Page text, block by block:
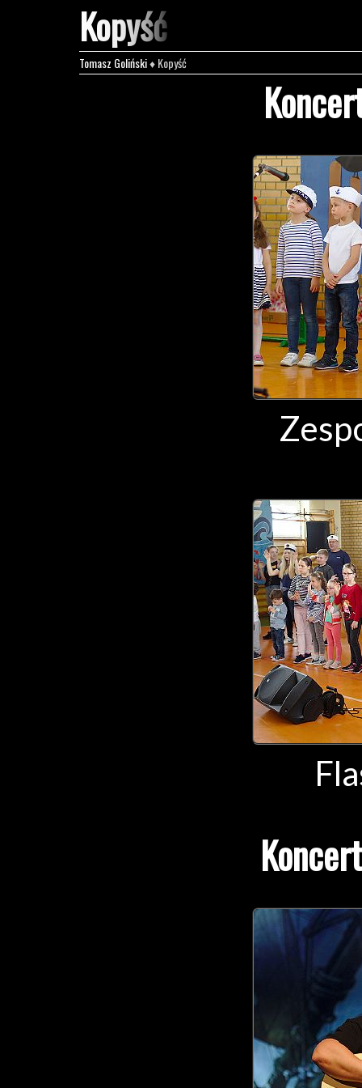
Kopyść
Tomasz Goliński♦ Kopyść